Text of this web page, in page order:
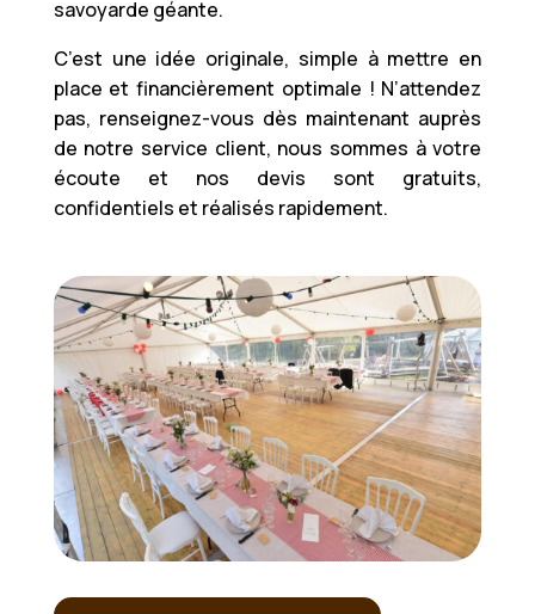
savoyarde géante.
C’est une idée originale, simple à mettre en
place et financièrement optimale ! N’attendez
pas, renseignez-vous dès maintenant auprès
de notre service client, nous sommes à votre
écoute et nos devis sont gratuits,
confidentiels et réalisés rapidement.